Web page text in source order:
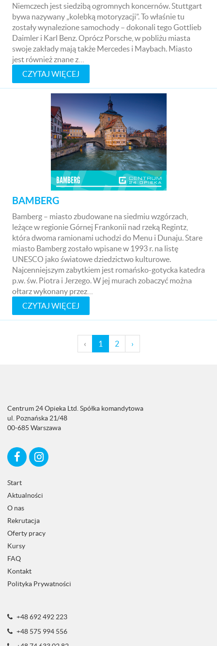
Niemczech jest siedzibą ogromnych koncernów. Stuttgart
bywa nazywany „kolebką motoryzacji”. To właśnie tu
zostały wynalezione samochody – dokonali tego Gottlieb
Daimler i Karl Benz. Oprócz Porsche, w pobliżu miasta
swoje zakłady mają także Mercedes i Maybach. Miasto
jest również znane z…
CZYTAJ WIĘCEJ
BAMBERG
Bamberg – miasto zbudowane na siedmiu wzgórzach,
leżące w regionie Górnej Frankonii nad rzeką Regintz,
która dwoma ramionami uchodzi do Menu i Dunaju. Stare
miasto Bamberg zostało wpisane w 1993 r. na listę
UNESCO jako światowe dziedzictwo kulturowe.
Najcenniejszym zabytkiem jest romańsko-gotycka katedra
p.w. św. Piotra i Jerzego. W jej murach zobaczyć można
ołtarz wykonany przez…
CZYTAJ WIĘCEJ
‹ 1
c
n
2 ›
Centrum 24 Opieka Ltd. Spółka komandytowa
ul. Poznańska 21/48
00-685 Warszawa
Start
Aktualności
O nas
Rekrutacja
Oferty pracy
Kursy
FAQ
Kontakt
Polityka Prywatności
+48 692 492 223
+48 575 994 556